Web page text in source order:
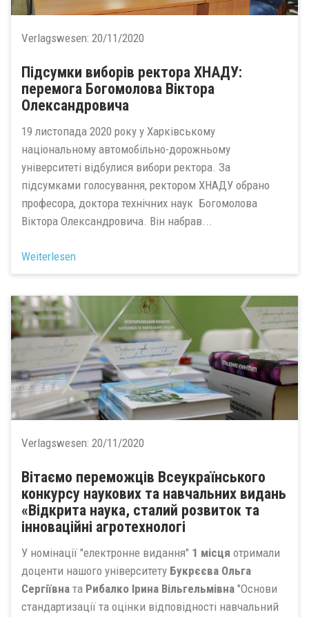
Verlagswesen: 20/11/2020
Підсумки виборів ректора ХНАДУ:
перемога Богомолова Віктора
Олександровича
19 листопада 2020 року у Харківському
національному автомобільно-дорожньому
університеті відбулися вибори ректора. За
підсумками голосування, ректором ХНАДУ обрано
професора, доктора технічних наук Богомолова
Віктора Олександровича. Він набрав...
Weiterlesen
Verlagswesen: 20/11/2020
Вітаємо переможців Всеукраїнського
конкурсу наукових та навчальних видань
«Відкрита наука, сталий розвиток та
інноваційні агротехнологі
У номінації "електронне видання" 1 місця отримали
доценти нашого університету Букрєєва Ольга
Сергіївна та Рибалко Ірина Вільгельмівна "Основи
стандартизації та оцінки відповідності навчальний